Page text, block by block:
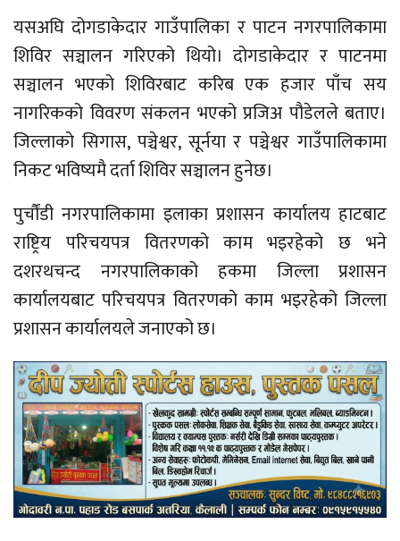
यसअघि दोगडाकेदार गाउँपालिका र पाटन नगरपालिकामा
शिविर सञ्चालन गरिएको थियो। दोगडाकेदार र पाटनमा
सञ्चालन भएको शिविरबाट करिब एक हजार पाँच सय
नागरिकको विवरण संकलन भएको प्रजिअ पौडेलले बताए।
जिल्लाको सिगास, पञ्चेश्वर, सूर्नया र पञ्चेश्वर गाउँपालिकामा
निकट भविष्यमै दर्ता शिविर सञ्चालन हुनेछ।
पुर्चौंडी नगरपालिकामा इलाका प्रशासन कार्यालय हाटबाट
राष्ट्रिय परिचयपत्र वितरणको काम भइरहेको छ भने
दशरथचन्द नगरपालिकाको हकमा जिल्ला प्रशासन
कार्यालयबाट परिचयपत्र वितरणको काम भइरहेको जिल्ला
प्रशासन कार्यालयले जनाएको छ।